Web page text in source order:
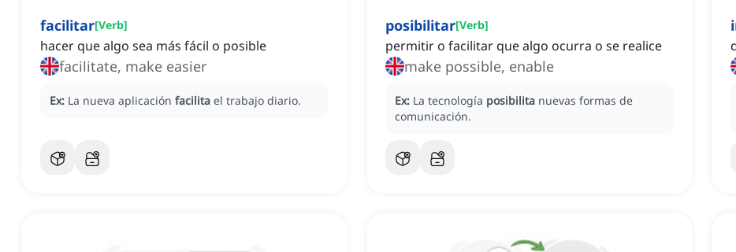
facilitar[Verb]
hacer que algo sea más fácil o posible
facilitate, make easier
Ex: La nueva aplicación facilita el trabajo diario.
posibilitar[Verb]
permitir o facilitar que algo ocurra o se realice
make possible, enable
Ex: La tecnología posibilita nuevas formas de
comunicación.